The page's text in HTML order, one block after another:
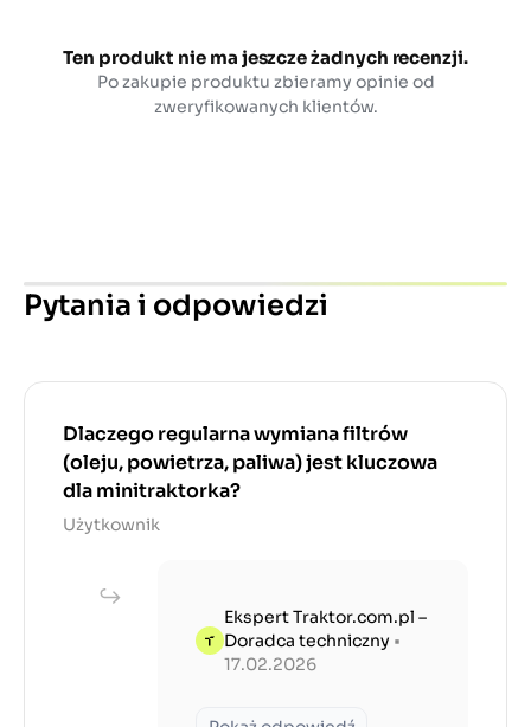
Ten produkt nie ma jeszcze żadnych recenzji.
Po zakupie produktu zbieramy opinie od
zweryfikowanych klientów.
Pytania i odpowiedzi
Dlaczego regularna wymiana filtrów
(oleju, powietrza, paliwa) jest kluczowa
dla minitraktorka?
Użytkownik
Ekspert Traktor.com.pl –
Doradca techniczny •
17.02.2026